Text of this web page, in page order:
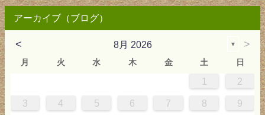
アーカイブ（ブログ）
< 8月 2026 ▼ >
月 火 水 木 金 土 日
1 2
3 4 5 6 7 8 9